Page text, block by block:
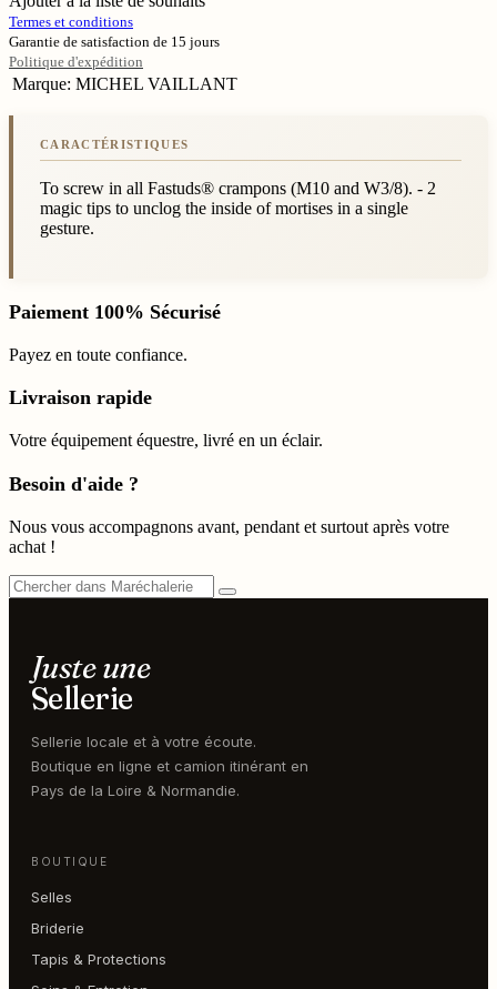
Termes et conditions
Garantie de satisfaction de 15 jours
Politique d'expédition
Marque: MICHEL VAILLANT
To screw in all Fastuds® crampons (M10 and W3/8). - 2
magic tips to unclog the inside of mortises in a single
gesture.
Paiement 100% Sécurisé
Payez en toute confiance.
Livraison rapide
Votre équipement équestre, livré en un éclair.
Besoin d'aide ?
Nous vous accompagnons avant, pendant et surtout après votre
achat !
Juste une
Sellerie
Sellerie locale et à votre écoute.
Boutique en ligne et camion itinérant en
Pays de la Loire & Normandie.
BOUTIQUE
Selles
Briderie
Tapis & Protections